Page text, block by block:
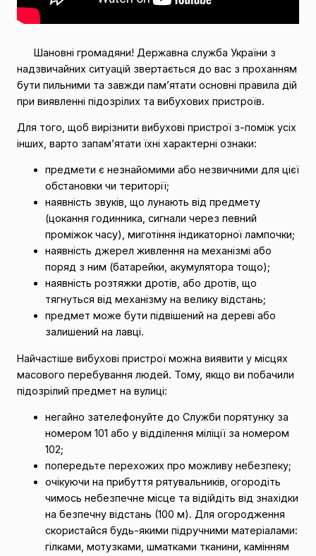
Шановні громадяни! Державна служба України з
надзвичайних ситуацій звертається до вас з проханням
бути пильними та завжди пам’ятати основні правила дій
при виявленні підозрілих та вибухових пристроїв.
Для того, щоб вирізнити вибухові пристрої з-поміж усіх
інших, варто запам’ятати їхні характерні ознаки:
предмети є незнайомими або незвичними для цієї
обстановки чи території;
наявність звуків, що лунають від предмету
(цокання годинника, сигнали через певний
проміжок часу), миготіння індикаторної лампочки;
наявність джерел живлення на механізмі або
поряд з ним (батарейки, акумулятора тощо);
наявність розтяжки дротів, або дротів, що
тягнуться від механізму на велику відстань;
предмет може бути підвішений на дереві або
залишений на лавці.
Найчастіше вибухові пристрої можна виявити у місцях
масового перебування людей. Тому, якщо ви побачили
підозрілий предмет на вулиці:
негайно зателефонуйте до Служби порятунку за
номером 101 або у відділення міліції за номером
102;
попередьте перехожих про можливу небезпеку;
очікуючи на прибуття рятувальників, огородіть
чимось небезпечне місце та відійдіть від знахідки
на безпечну відстань (100 м). Для огородження
скористайся будь-якими підручними матеріалами:
гілками, мотузками, шматками тканини, камінням